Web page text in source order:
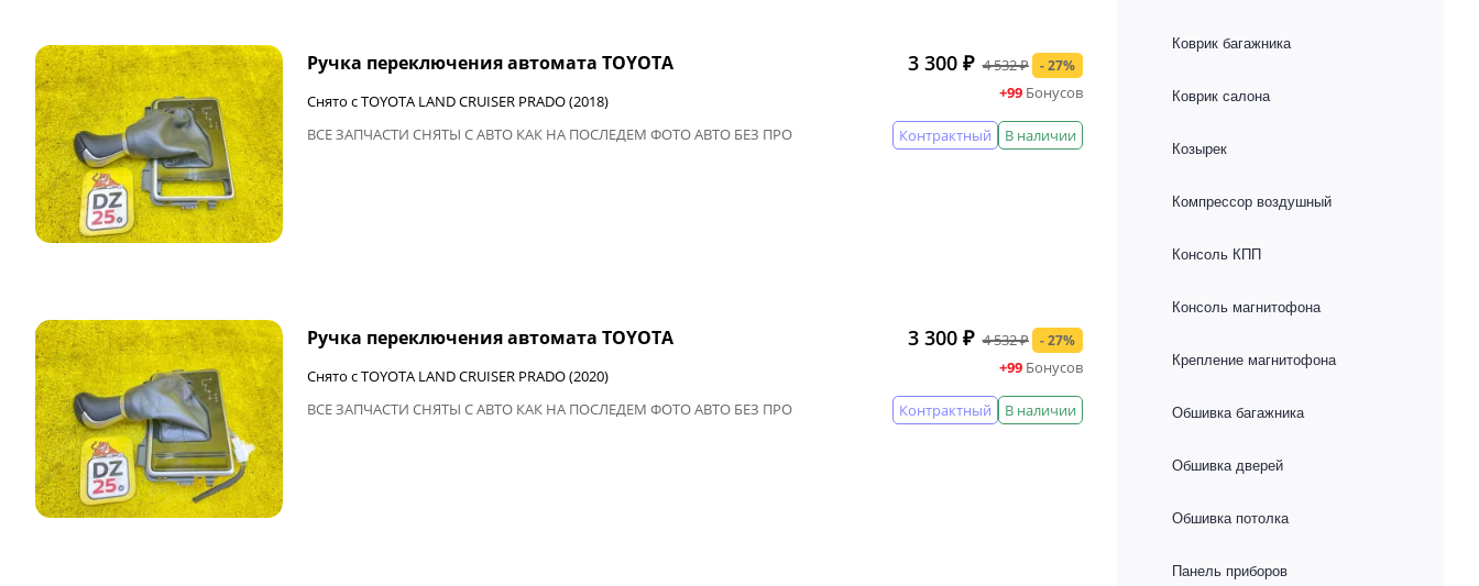
Ручка переключения автомата TOYOTA
Снято с TOYOTA LAND CRUISER PRADO (2018)
ВСЕ ЗАПЧАСТИ СНЯТЫ С АВТО КАК НА ПОСЛЕДЕМ ФОТО АВТО БЕЗ ПРО
3 300 ₽ 4 532 ₽
- 27%
+99Бонусов
В наличии
Контрактный
Ручка переключения автомата TOYOTA
Снято с TOYOTA LAND CRUISER PRADO (2020)
ВСЕ ЗАПЧАСТИ СНЯТЫ С АВТО КАК НА ПОСЛЕДЕМ ФОТО АВТО БЕЗ ПРО
3 300 ₽ 4 532 ₽
- 27%
+99Бонусов
В наличии
Контрактный
Коврик багажника
Коврик салона
Козырек
Компрессор воздушный
Консоль КПП
Консоль магнитофона
Крепление магнитофона
Обшивка багажника
Обшивка дверей
Обшивка потолка
Панель приборов